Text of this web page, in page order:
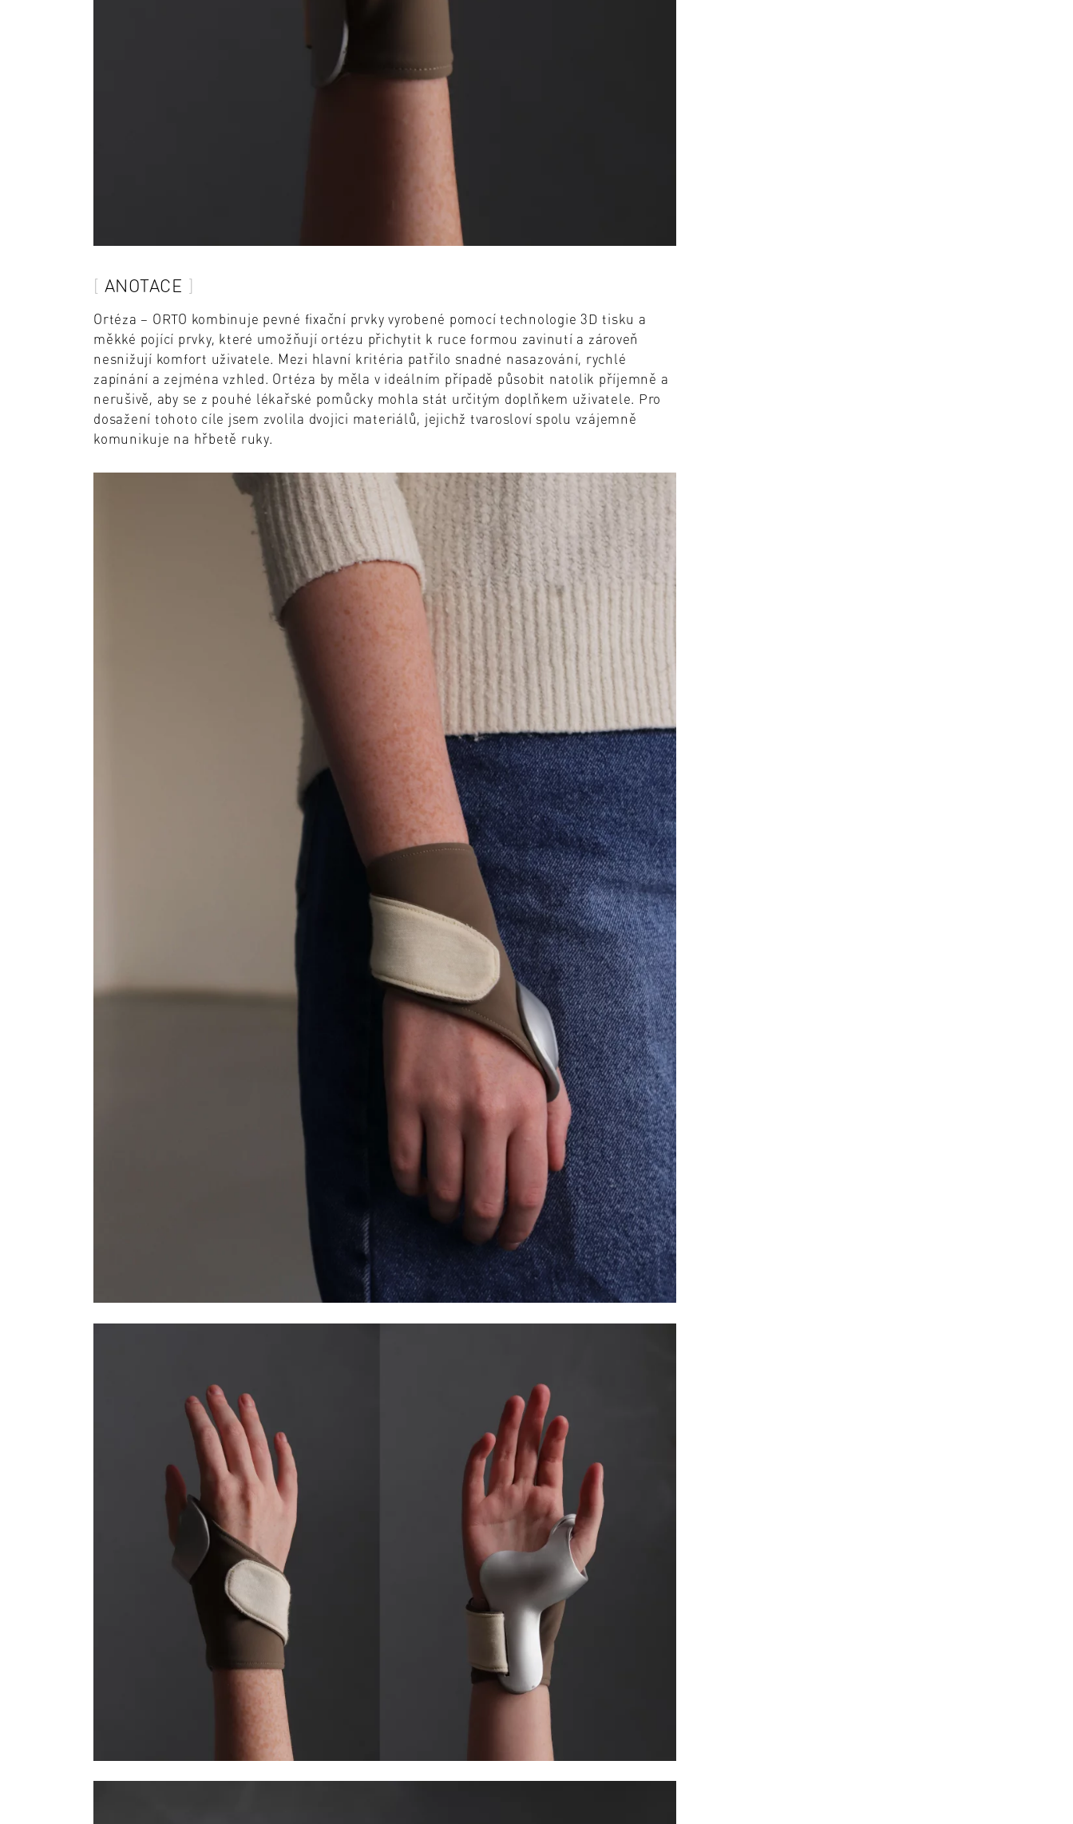
ANOTACE
Ortéza – ORTO kombinuje pevné fixační prvky vyrobené pomocí technologie 3D tisku a
měkké pojící prvky, které umožňují ortézu přichytit k ruce formou zavinutí a zároveň
nesnižují komfort uživatele. Mezi hlavní kritéria patřilo snadné nasazování, rychlé
zapínání a zejména vzhled. Ortéza by měla v ideálním případě působit natolik příjemně a
nerušivě, aby se z pouhé lékařské pomůcky mohla stát určitým doplňkem uživatele. Pro
dosažení tohoto cíle jsem zvolila dvojici materiálů, jejichž tvarosloví spolu vzájemně
komunikuje na hřbetě ruky.